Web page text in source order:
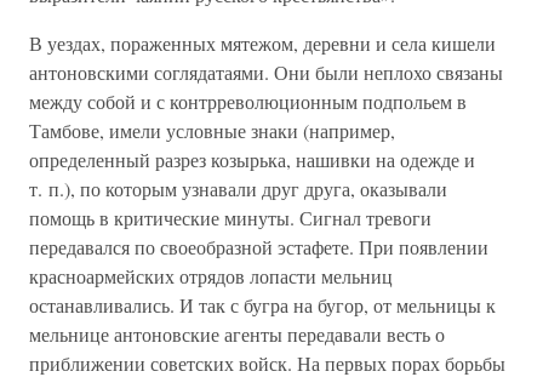
В уездах, пораженных мятежом, деревни и села кишели
антоновскими соглядатаями. Они были неплохо связаны
между собой и с контрреволюционным подпольем в
Тамбове, имели условные знаки (например,
определенный разрез козырька, нашивки на одежде и
т. п.), по которым узнавали друг друга, оказывали
помощь в критические минуты. Сигнал тревоги
передавался по своеобразной эстафете. При появлении
красноармейских отрядов лопасти мельниц
останавливались. И так с бугра на бугор, от мельницы к
мельнице антоновские агенты передавали весть о
приближении советских войск. На первых порах борьбы